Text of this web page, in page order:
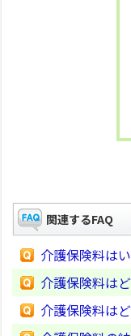
関連するFAQ
介護保険料は
介護保険料は
介護保険料は